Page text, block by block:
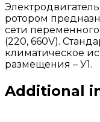
ротором
сети
(220, 660V).
климатическое
размещения – У1.
Additional